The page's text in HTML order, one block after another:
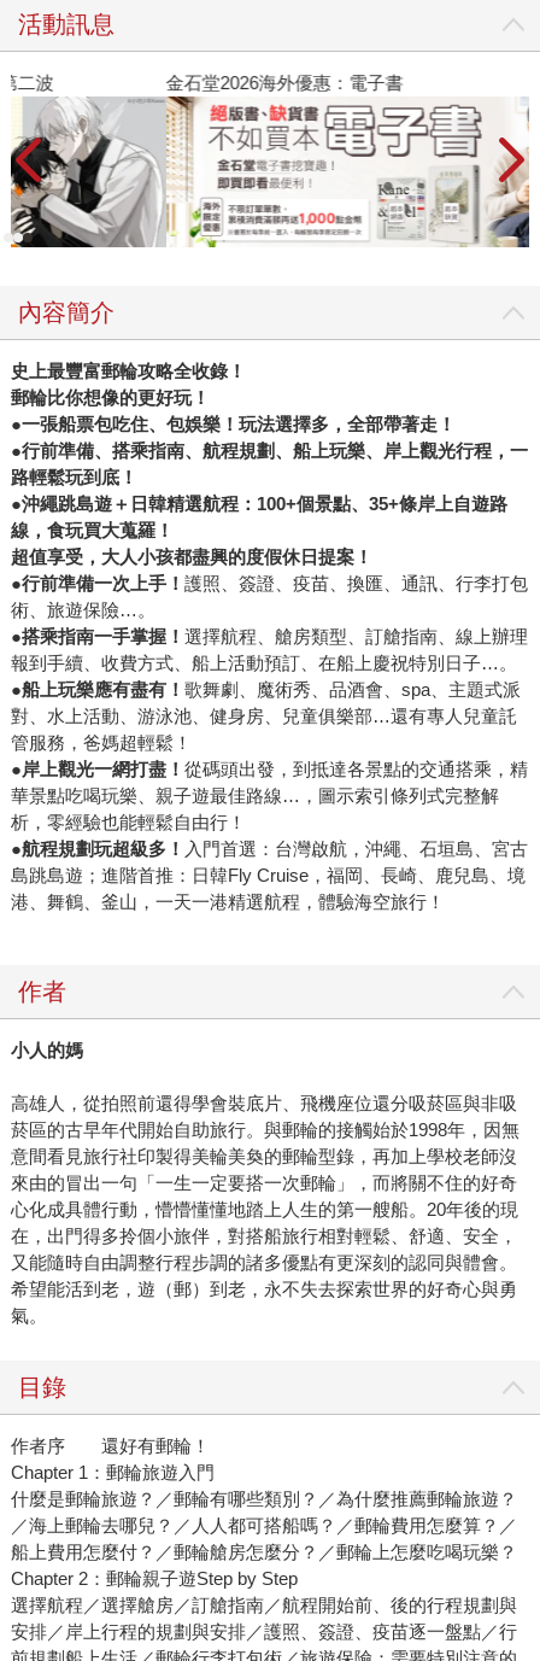
活動訊息
金石堂2026海外優惠：電子書
內容簡介
史上最豐富郵輪攻略全收錄！
郵輪比你想像的更好玩！
●一張船票包吃住、包娛樂！玩法選擇多，全部帶著走！
●行前準備、搭乘指南、航程規劃、船上玩樂、岸上觀光行程，一
路輕鬆玩到底！
●沖繩跳島遊＋日韓精選航程：100+個景點、35+條岸上自遊路
線，食玩買大蒐羅！
超值享受，大人小孩都盡興的度假休日提案！
●行前準備一次上手！ 護照、簽證、疫苗、換匯、通訊、行李打包
術、旅遊保險…。
●搭乘指南一手掌握！ 選擇航程、艙房類型、訂艙指南、線上辦理
報到手續、收費方式、船上活動預訂、在船上慶祝特別日子…。
●船上玩樂應有盡有！ 歌舞劇、魔術秀、品酒會、spa、主題式派
對、水上活動、游泳池、健身房、兒童俱樂部…還有專人兒童託
管服務，爸媽超輕鬆！
●岸上觀光一網打盡！ 從碼頭出發，到抵達各景點的交通搭乘，精
華景點吃喝玩樂、親子遊最佳路線…，圖示索引條列式完整解
析，零經驗也能輕鬆自由行！
●航程規劃玩超級多！ 入門首選：台灣啟航，沖繩、石垣島、宮古
島跳島遊；進階首推：日韓Fly Cruise，福岡、長崎、鹿兒島、境
港、舞鶴、釜山，一天一港精選航程，體驗海空旅行！
作者
小人的媽
高雄人，從拍照前還得學會裝底片、飛機座位還分吸菸區與非吸
菸區的古早年代開始自助旅行。與郵輪的接觸始於1998年，因無
意間看見旅行社印製得美輪美奐的郵輪型錄，再加上學校老師沒
來由的冒出一句「一生一定要搭一次郵輪」，而將關不住的好奇
心化成具體行動，懵懵懂懂地踏上人生的第一艘船。20年後的現
在，出門得多拎個小旅伴，對搭船旅行相對輕鬆、舒適、安全，
又能隨時自由調整行程步調的諸多優點有更深刻的認同與體會。
希望能活到老，遊（郵）到老，永不失去探索世界的好奇心與勇
氣。
目錄
作者序 還好有郵輪！
Chapter 1：郵輪旅遊入門
什麼是郵輪旅遊？／郵輪有哪些類別？／為什麼推薦郵輪旅遊？
／海上郵輪去哪兒？／人人都可搭船嗎？／郵輪費用怎麼算？／
船上費用怎麼付？／郵輪艙房怎麼分？／郵輪上怎麼吃喝玩樂？
Chapter 2：郵輪親子遊Step by Step
選擇航程／選擇艙房／訂艙指南／航程開始前、後的行程規劃與
安排／岸上行程的規劃與安排／護照、簽證、疫苗逐一盤點／行